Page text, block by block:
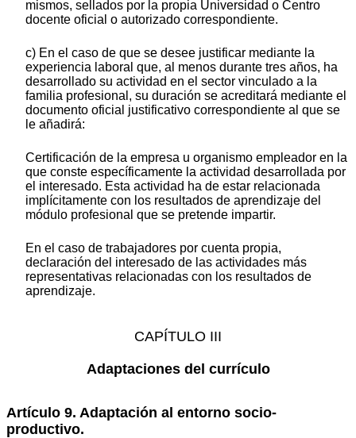
mismos, sellados por la propia Universidad o Centro
docente oficial o autorizado correspondiente.
c) En el caso de que se desee justificar mediante la
experiencia laboral que, al menos durante tres años, ha
desarrollado su actividad en el sector vinculado a la
familia profesional, su duración se acreditará mediante el
documento oficial justificativo correspondiente al que se
le añadirá:
Certificación de la empresa u organismo empleador en la
que conste específicamente la actividad desarrollada por
el interesado. Esta actividad ha de estar relacionada
implícitamente con los resultados de aprendizaje del
módulo profesional que se pretende impartir.
En el caso de trabajadores por cuenta propia,
declaración del interesado de las actividades más
representativas relacionadas con los resultados de
aprendizaje.
CAPÍTULO III
Adaptaciones del currículo
Artículo 9. Adaptación al entorno socio-
productivo.